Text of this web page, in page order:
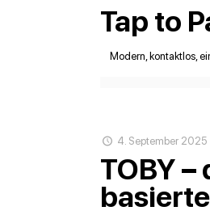
Tap to
Modern, kontaktlos,
4. September 2025
TOBY